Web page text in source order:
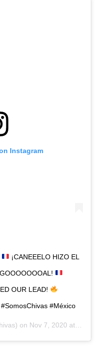
Instagram
¡CANEEELO HIZO EL
GOOOOOOOAL!
OUR LEAD!
#México
on Nov 7, 2020 at 5:22pm PST